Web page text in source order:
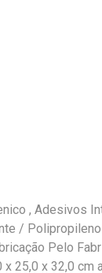
, Adesivos
/ Polipropileno
Pelo
25,0 x 32,0 cm